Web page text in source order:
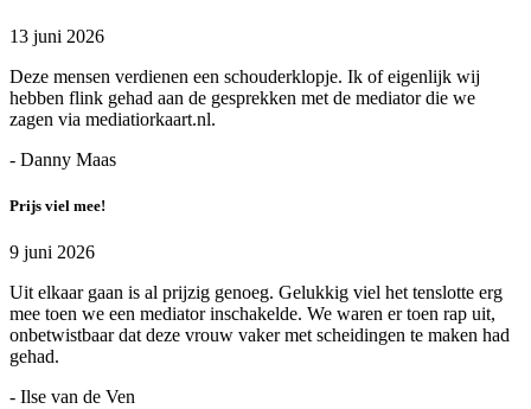
13 juni 2026
Deze mensen verdienen een schouderklopje. Ik of eigenlijk wij
hebben flink gehad aan de gesprekken met de mediator die we
zagen via mediatiorkaart.nl.
- Danny Maas
Prijs viel mee!
9 juni 2026
Uit elkaar gaan is al prijzig genoeg. Gelukkig viel het tenslotte erg
mee toen we een mediator inschakelde. We waren er toen rap uit,
onbetwistbaar dat deze vrouw vaker met scheidingen te maken had
gehad.
- Ilse van de Ven